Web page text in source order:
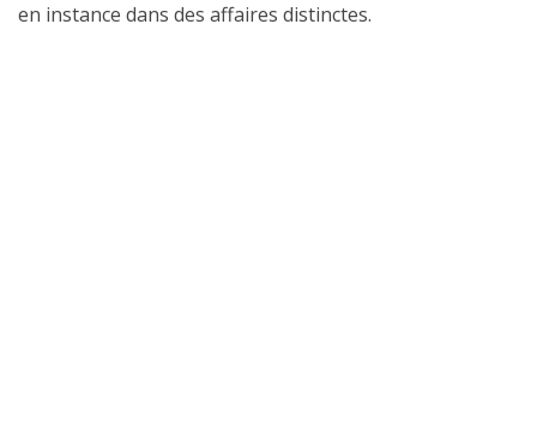
en instance dans des affaires distinctes.